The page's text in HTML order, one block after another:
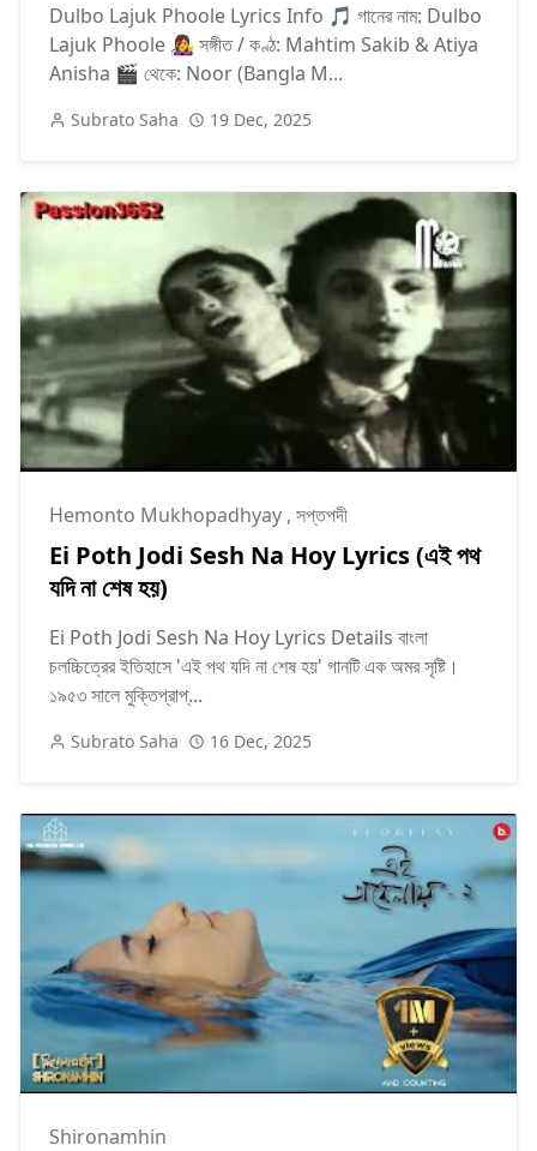
Dulbo Lajuk Phoole Lyrics Info 🎵 গানের নাম: Dulbo
Lajuk Phoole 👩‍🎤 সঙ্গীত / কণ্ঠ: Mahtim Sakib & Atiya
Anisha 🎬 থেকে: Noor (Bangla M...
Subrato Saha 19 Dec, 2025
Hemonto Mukhopadhyay , সপ্তপদী
Ei Poth Jodi Sesh Na Hoy Lyrics (এই পথ
যদি না শেষ হয়)
Ei Poth Jodi Sesh Na Hoy Lyrics Details বাংলা
চলচ্চিত্রের ইতিহাসে 'এই পথ যদি না শেষ হয়' গানটি এক অমর সৃষ্টি।
১৯৫৩ সালে মুক্তিপ্রাপ্...
Subrato Saha 16 Dec, 2025
Shironamhin